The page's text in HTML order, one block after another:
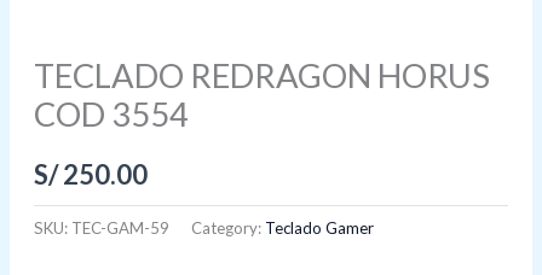
TECLADO REDRAGON HORUS
COD 3554
S/250.00
SKU: TEC-GAM-59 Category: Teclado Gamer